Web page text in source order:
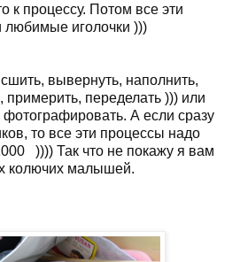
к процессу. Потом все эти
любимые иголочки )))
вывернуть, наполнить,
примерить, переделать ))) или
фотографировать. А если сразу
то все эти процессы надо
)))) Так что не покажу я вам
колючих малышей.